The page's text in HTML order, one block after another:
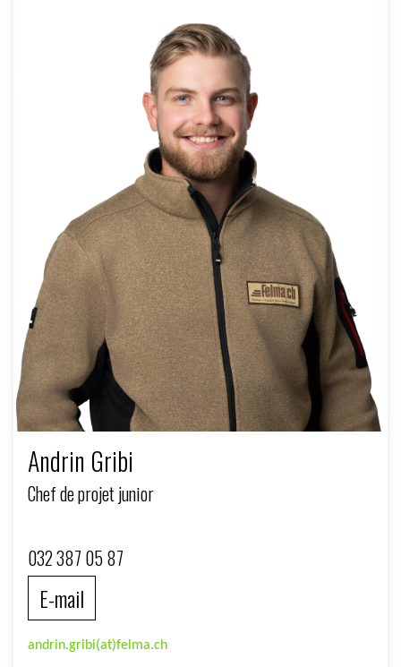
Andrin Gribi
Chef de projet junior
032 387 05 87
E-mail
andrin.gribi(at)felma.ch